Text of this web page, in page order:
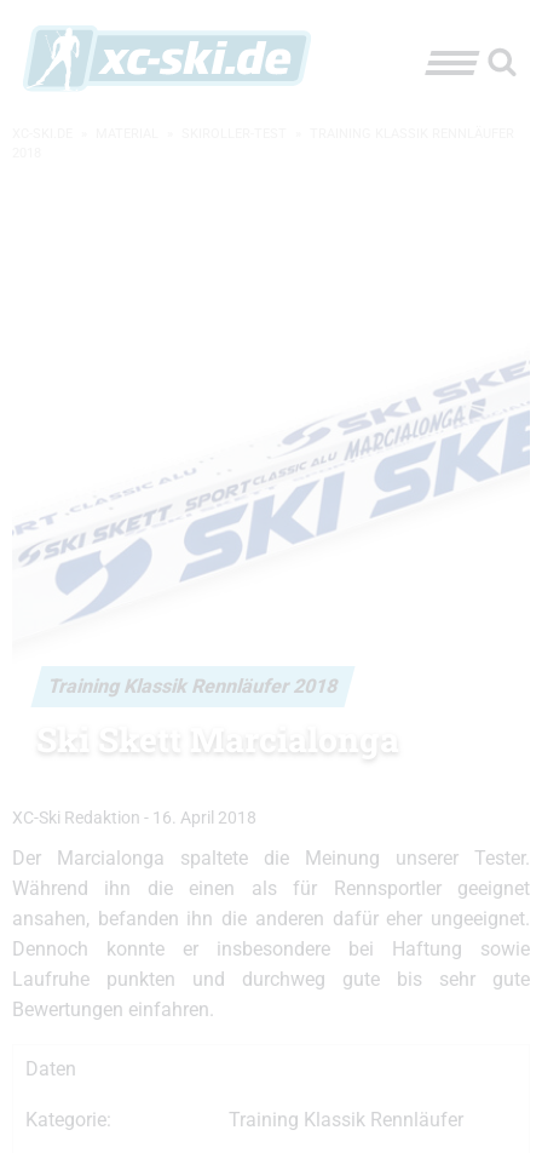
Training Klassik Rennläufer 2018
Ski Skett Marcialonga
XC-Ski Redaktion - 16. April 2018
Der Marcialonga spaltete die Meinung unserer Tester.
Während ihn die einen als für Rennsportler geeignet
ansahen, befanden ihn die anderen dafür eher ungeeignet.
Dennoch konnte er insbesondere bei Haftung sowie
Laufruhe punkten und durchweg gute bis sehr gute
Bewertungen einfahren.
Daten
Kategorie: Training Klassik Rennläufer